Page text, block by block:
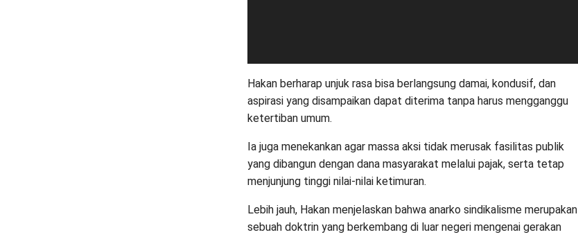
Hakan berharap unjuk rasa bisa berlangsung damai, kondusif, dan
aspirasi yang disampaikan dapat diterima tanpa harus mengganggu
ketertiban umum.
Ia juga menekankan agar massa aksi tidak merusak fasilitas publik
yang dibangun dengan dana masyarakat melalui pajak, serta tetap
menjunjung tinggi nilai-nilai ketimuran.
Lebih jauh, Hakan menjelaskan bahwa anarko sindikalisme merupakan
sebuah doktrin yang berkembang di luar negeri mengenai gerakan